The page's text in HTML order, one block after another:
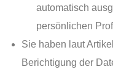
automatisch
persönlichen
Sie haben laut
Berichtigung der